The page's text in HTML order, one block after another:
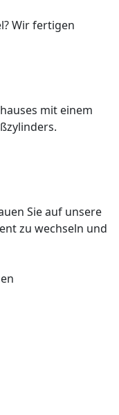
Wir fertigen
mit einem
Sie auf unsere
zu wechseln und